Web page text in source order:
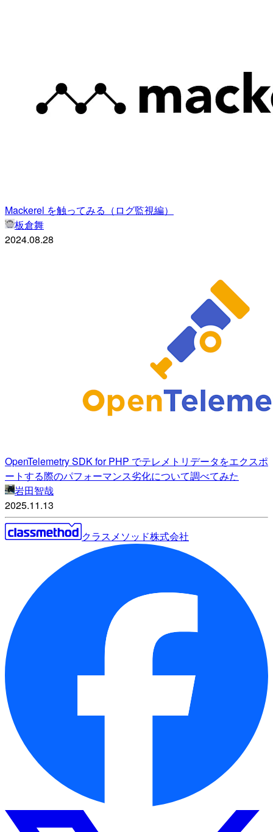
Mackerel を触ってみる（ログ監視編）
板倉舞
2024.08.28
OpenTelemetry SDK for PHP でテレメトリデータをエクスポ
ートする際のパフォーマンス劣化について調べてみた
岩田智哉
2025.11.13
クラスメソッド株式会社